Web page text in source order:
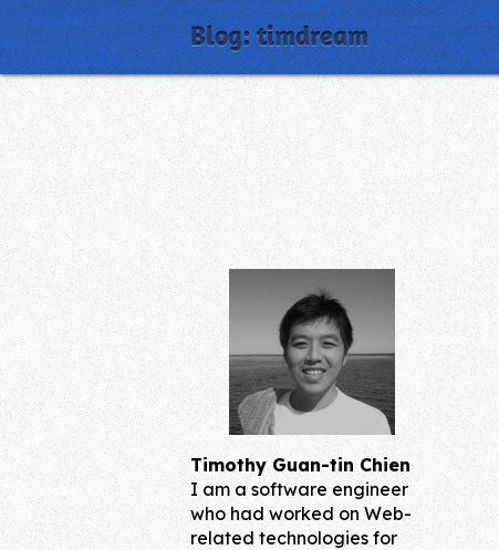
Blog: timdream
Timothy Guan-tin Chien
I am a software engineer
who had worked on Web-
related technologies for